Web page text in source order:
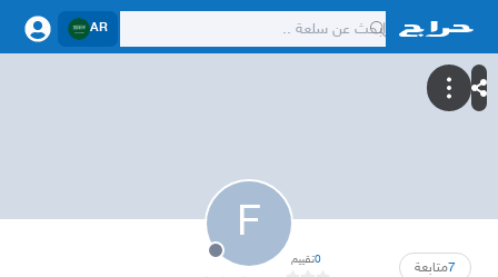
AR
F
7متابعة 0تقييم